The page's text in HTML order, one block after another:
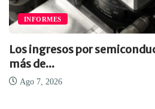
INFORMES
Los ingresos por
más de...
Ago 7, 2026